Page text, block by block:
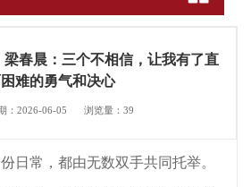
梁春晨：三个不相信，让我有了直
难的勇气和决心
：2026-06-05 浏览量： 39
日常，都由无数双手共同托举。